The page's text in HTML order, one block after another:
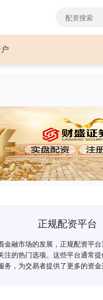
正规配资平台
金融市场的发展，正规配资平
注的热门选项。这些平台通常
务，为交易者提供了更多的资金